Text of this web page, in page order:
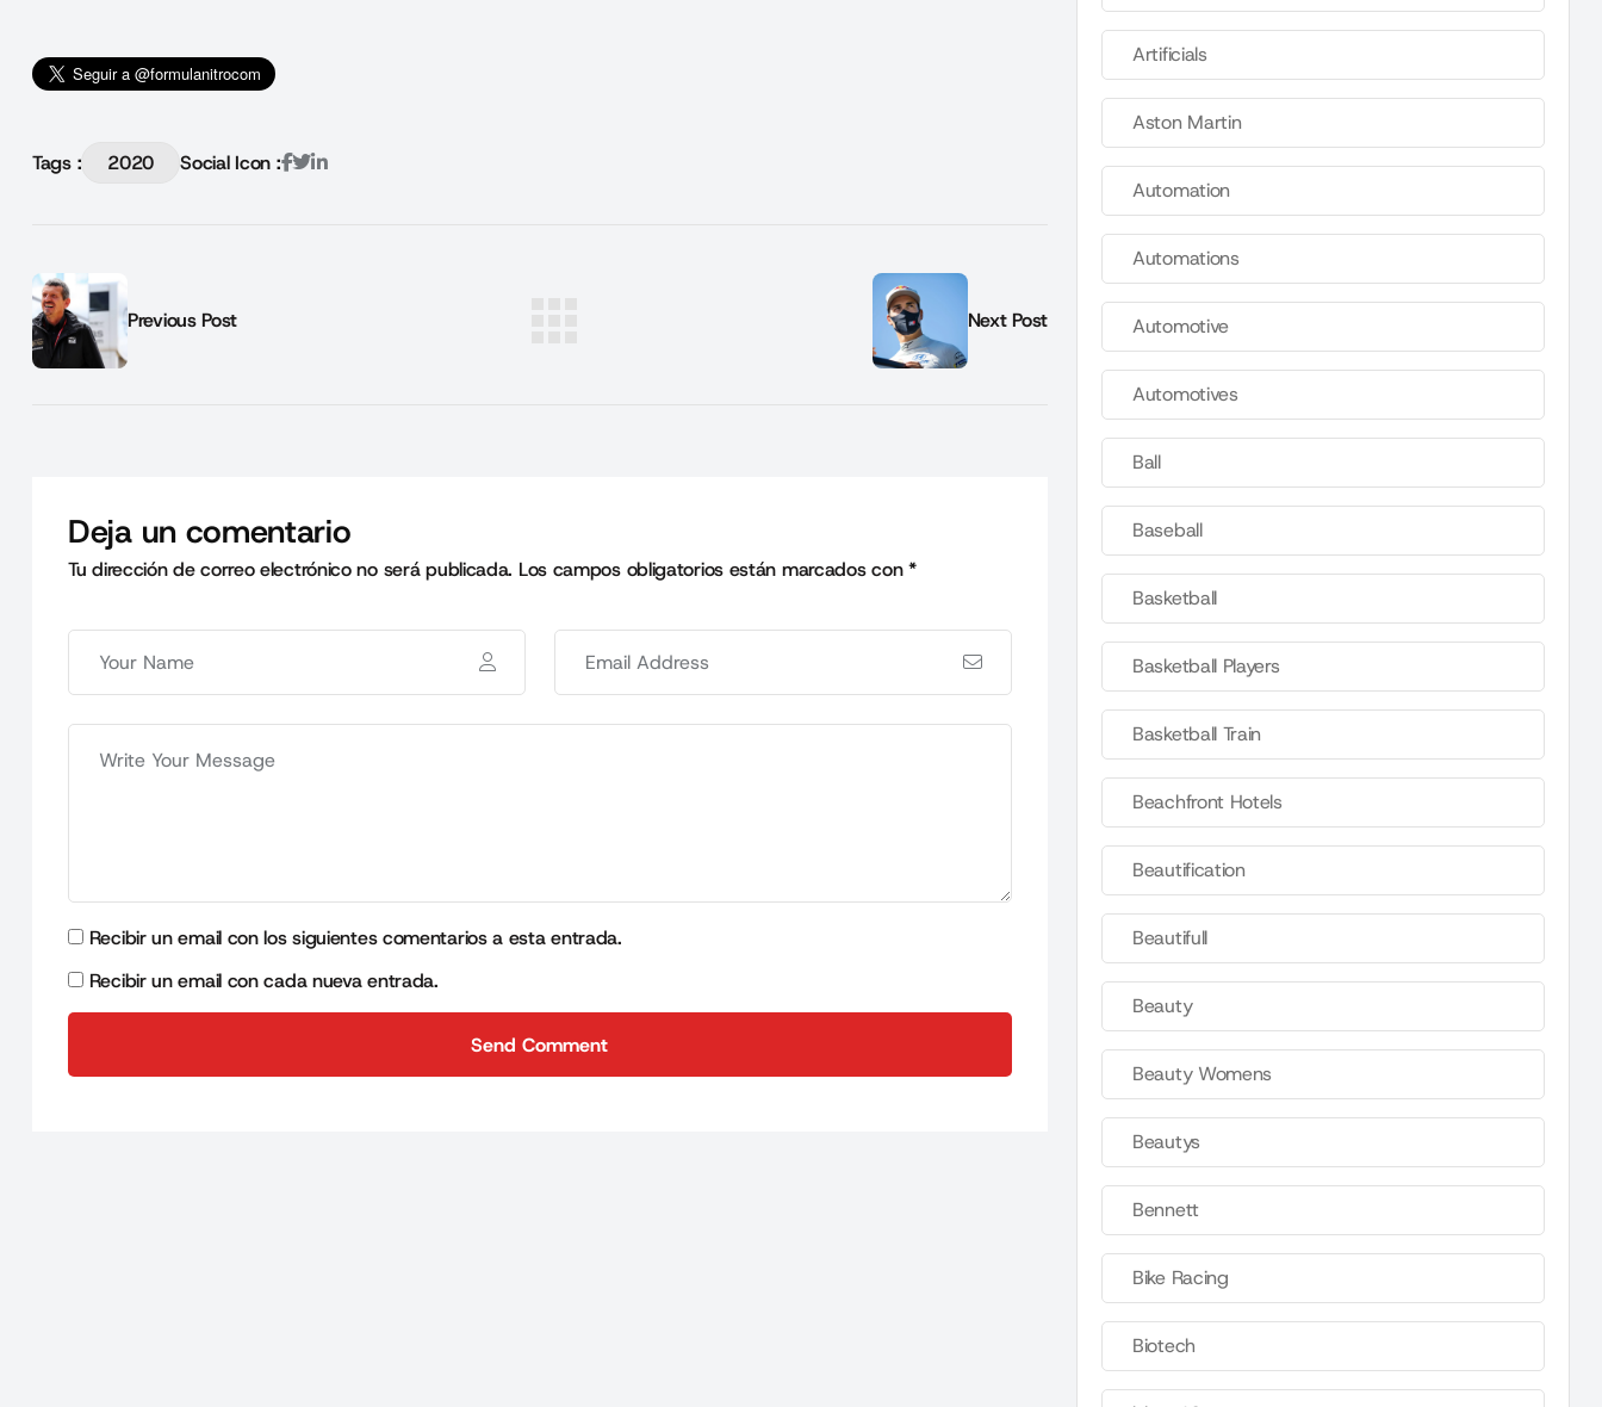
Tags : 2020 Social Icon :
Previous Post Next Post
Deja un comentario
Tu dirección de correo electrónico no será publicada. Los campos obligatorios están marcados con*
Recibir un email con los siguientes comentarios a esta entrada.
Recibir un email con cada nueva entrada.
Send Comment
Artificials
Aston Martin
Automation
Automations
Automotive
Automotives
Ball
Baseball
Basketball
Basketball Players
Basketball Train
Beachfront Hotels
Beautification
Beautifull
Beauty
Beauty Womens
Beautys
Bennett
Bike Racing
Biotech